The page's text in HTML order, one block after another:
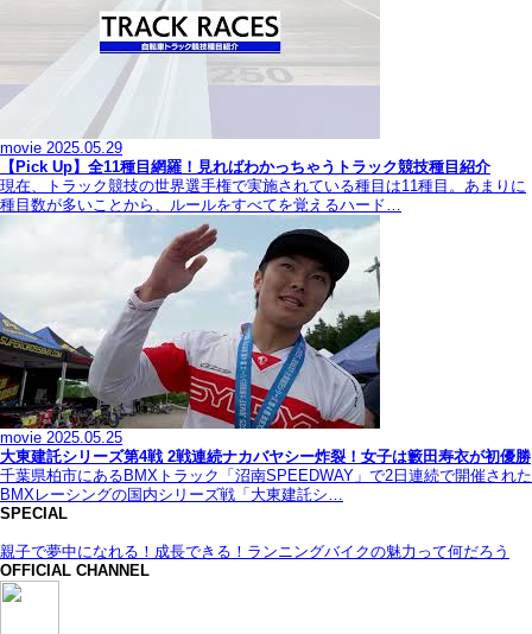
movie 2025.05.29
【Pick Up】全11種目網羅！見ればわかっちゃうトラック競技種目紹介
現在、トラック競技の世界選手権で実施されている種目は11種目。あまりに
種目数が多いことから、ルールをすべてを覚えるハード…
movie 2025.05.25
大東建託シリーズ第4戦 2戦連続ナカバヤシー炸裂！女子は籔田寿衣が初優勝
千葉県柏市にあるBMXトラック「沼南SPEEDWAY」で2日連続で開催された
BMXレーシングの国内シリーズ戦「大東建託シ…
SPECIAL
親子で夢中になれる！成長できる！ランニングバイクの魅力って何だろう
OFFICIAL CHANNEL